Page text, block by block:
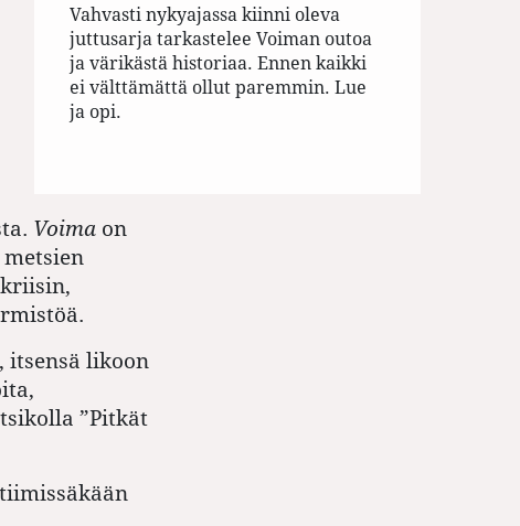
Vahvasti nykyajassa kiinni oleva
juttusarja tarkastelee Voiman outoa
ja värikästä historiaa. Ennen kaikki
ei välttämättä ollut paremmin. Lue
ja opi.
Voima on
likoon
”Pitkät